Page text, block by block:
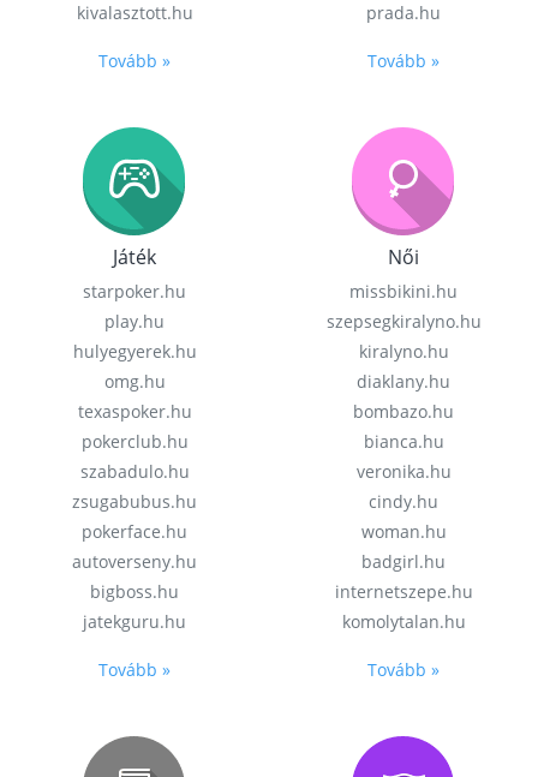
kivalasztott.hu
Tovább »
prada.hu
Tovább »
Játék
starpoker.hu
play.hu
hulyegyerek.hu
omg.hu
texaspoker.hu
pokerclub.hu
szabadulo.hu
zsugabubus.hu
pokerface.hu
autoverseny.hu
bigboss.hu
jatekguru.hu
Tovább »
Női
missbikini.hu
szepsegkiralyno.hu
kiralyno.hu
diaklany.hu
bombazo.hu
bianca.hu
veronika.hu
cindy.hu
woman.hu
badgirl.hu
internetszepe.hu
komolytalan.hu
Tovább »